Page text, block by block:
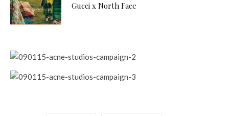
Gucci x North Face